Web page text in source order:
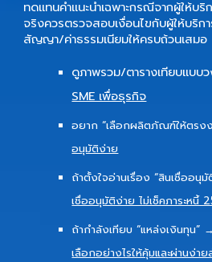
ทดแทนคำแนะนำเฉพาะกรณีจากผู้ให้บริ
จริงควรตรวจสอบเงื่อนไขกับผู้ให้บริก
สัญญา/ค่าธรรมเนียมให้ครบถ้วนเสมอ
ดูภาพรวม/ตารางเทียบแบบ
SME เพื่อธุรกิจ
อยาก “เลือกผลิตภัณฑ์ให้ตรง
อนุมัติง่าย
ถ้าตั้งใจอ่านเรื่อง “สินเชื่ออนุ
เชื่ออนุมัติง่าย ไม่เช็คภาระหนี้
ถ้ากำลังเทียบ “แหล่งเงินทุน
เลือกอย่างไรให้คุ้มและผ่านง่าย